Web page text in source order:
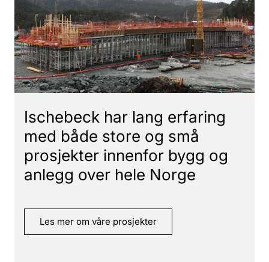
Ischebeck har lang erfaring
med både store og små
prosjekter innenfor bygg og
anlegg over hele Norge
Les mer om våre prosjekter